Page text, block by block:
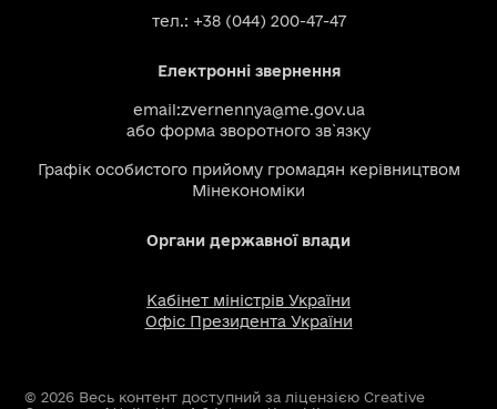
тел.: +38 (044) 200-47-47
Електронні звернення
email:zvernennya@me.gov.ua
або форма зворотного зв`язку
Графік особистого прийому громадян керівництвом
Мінекономіки
Органи державної влади
Кабінет міністрів України
Офіс Президента України
© 2026 Весь контент доступний за ліцензією Creative